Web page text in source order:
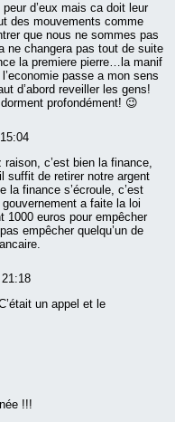
d’eux mais ca doit leur
des mouvements comme
que nous ne sommes pas
ne changera pas tout de suite
la premiere pierre…la manif
passe a mon sens
d’abord reveiller les gens!
profondément! 😉
c’est bien la finance,
suffit de retirer notre argent
la finance s’écroule, c’est
a faite la loi
1000 euros pour empêcher
empêcher quelqu’un de
un appel et le
!!!